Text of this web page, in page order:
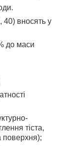
вносять у
до маси
тіста,
поверхня);